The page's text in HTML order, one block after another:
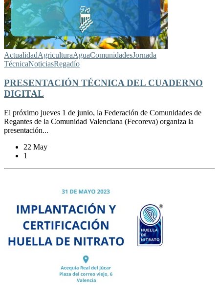
ActualidadAgriculturaAguaComunidadesJornada
TécnicaNoticiasRegadío
PRESENTACIÓN TÉCNICA DEL CUADERNO
DIGITAL
El próximo jueves 1 de junio, la Federación de Comunidades de
Regantes de la Comunidad Valenciana (Fecoreva) organiza la
presentación...
22 May
1